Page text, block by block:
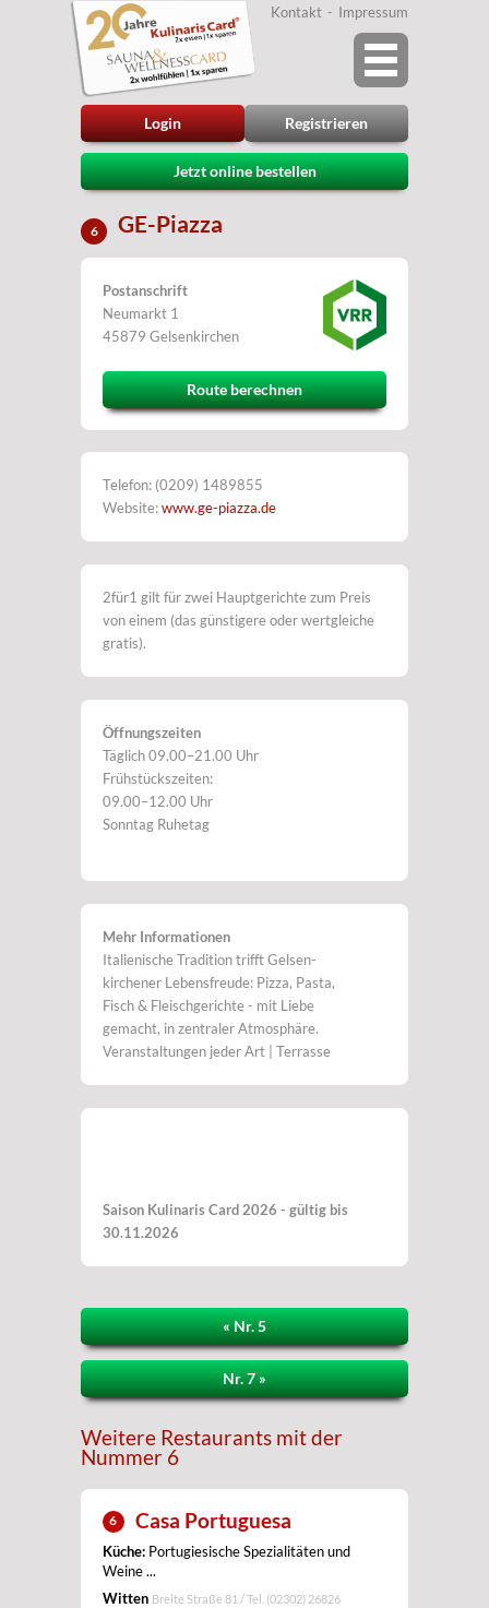
Login Registrieren
Kontakt Impressum
Jetzt online bestellen
6 GE-Piazza
Postanschrift
Neumarkt 1
45879 Gelsenkirchen
Route berechnen
Telefon: (0209) 1489855
Website:www.ge-piazza.de
2für1 gilt für zwei Hauptgerichte zum Preis
von einem (das günstigere oder wertgleiche
gratis).
Öffnungszeiten
Täglich 09.00–21.00 Uhr
Frühstückszeiten:
09.00–12.00 Uhr
Sonntag Ruhetag
Mehr Informationen
Italienische Tradition trifft Gelsen-
kirchener Lebensfreude: Pizza, Pasta,
Fisch & Fleischgerichte - mit Liebe
gemacht, in zentraler Atmosphäre.
Veranstaltungen jeder Art | Terrasse
Saison Kulinaris Card 2026 - gültig bis
30.11.2026
« Nr. 5
Nr. 7 »
Weitere Restaurants mit der
Nummer 6
6 Casa Portuguesa
Küche: Portugiesische Spezialitäten und
Weine ...
Witten Breite Straße 81 / Tel. (02302) 26826